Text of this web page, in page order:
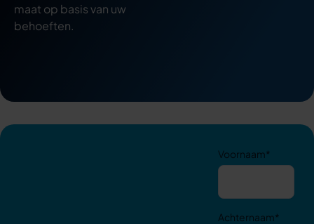
maat op basis van uw
behoeften.
Voornaam*
Achternaam*